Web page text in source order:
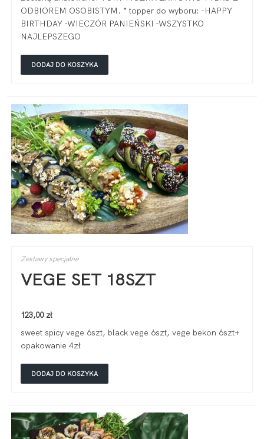
ODBIOREM OSOBISTYM. * topper do wyboru: -HAPPY
BIRTHDAY -WIECZÓR PANIEŃSKI -WSZYSTKO
NAJLEPSZEGO
DODAJ DO KOSZYKA
Zestawy specjalne
VEGE SET 18SZT
123,00 zł
sweet spicy vege 6szt, black vege 6szt, vege bekon 6szt+
opakowanie 4zł
DODAJ DO KOSZYKA